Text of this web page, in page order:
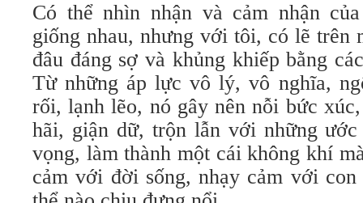
Có thể nhìn nhận và cảm nhận
giống nhau, nhưng với tôi, có lẽ trên
đâu đáng sợ và khủng khiếp bằng
Từ những áp lực vô lý, vô nghĩa,
rối, lạnh lẽo, nó gây nên nỗi bức
hãi, giận dữ, trộn lẫn với những
vọng, làm thành một cái không khí
cảm với đời sống, nhạy cảm với